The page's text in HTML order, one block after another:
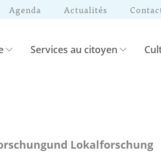
Agenda Actualités
Services au citoyen
Lokalforschung